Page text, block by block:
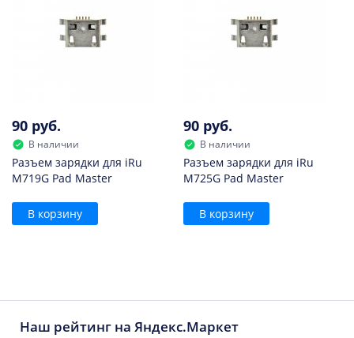
90 руб.
В наличии
Разъем зарядки для iRu
M719G Pad Master
В корзину
90 руб.
В наличии
Разъем зарядки для iRu
M725G Pad Master
В корзину
Наш рейтинг на Яндекс.Маркет